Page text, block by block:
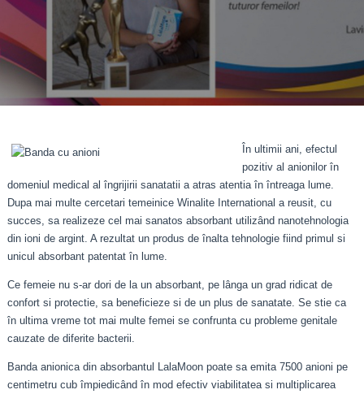
În ultimii ani, efectul
pozitiv al anionilor în
domeniul medical al îngrijirii sanatatii a atras atentia în întreaga lume.
Dupa mai multe cercetari temeinice Winalite International a reusit, cu
succes, sa realizeze cel mai sanatos absorbant utilizând nanotehnologia
din ioni de argint. A rezultat un produs de înalta tehnologie fiind primul si
unicul absorbant patentat în lume.
Ce femeie nu s-ar dori de la un absorbant, pe lânga un grad ridicat de
confort si protectie, sa beneficieze si de un plus de sanatate. Se stie ca
în ultima vreme tot mai multe femei se confrunta cu probleme genitale
cauzate de diferite bacterii.
Banda anionica din absorbantul LalaMoon poate sa emita 7500 anioni pe
centimetru cub împiedicând în mod efectiv viabilitatea si multiplicarea